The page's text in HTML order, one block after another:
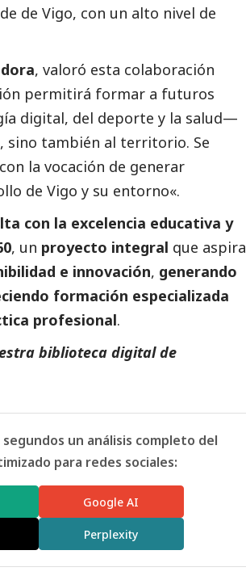
de Vigo, con un alto nivel de
, valoró esta colaboración
permitirá formar a futuros
digital, del deporte y la salud—
sino también al territorio. Se
la vocación de generar
de Vigo y su entorno«.
con la excelencia educativa y
, un proyecto integral que aspira
e innovación, generando
formación especializada
profesional.
biblioteca digital de
un análisis completo del
para redes sociales:
Google AI
Perplexity